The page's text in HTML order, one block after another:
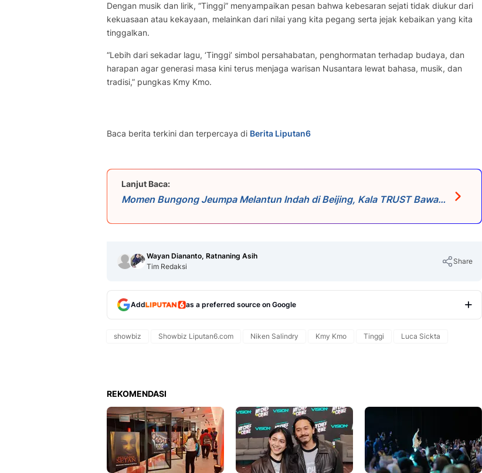
Dengan musik dan lirik, “Tinggi” menyampaikan pesan bahwa kebesaran sejati tidak diukur dari
kekuasaan atau kekayaan, melainkan dari nilai yang kita pegang serta jejak kebaikan yang kita
tinggalkan.
“Lebih dari sekadar lagu, ‘Tinggi’ simbol persahabatan, penghormatan terhadap budaya, dan
harapan agar generasi masa kini terus menjaga warisan Nusantara lewat bahasa, musik, dan
tradisi,” pungkas Kmy Kmo.
Baca berita terkini dan terpercaya di Berita Liputan6
Lanjut Baca:
Momen Bungong Jeumpa Melantun Indah di Beijing, Kala TRUST Bawa
Wayan Diananto, Ratnaning Asih
Tim Redaksi
Share
Add as a preferred source on Google
showbiz Showbiz Liputan6.com Niken Salindry Kmy Kmo Tinggi Luca Sickta
REKOMENDASI